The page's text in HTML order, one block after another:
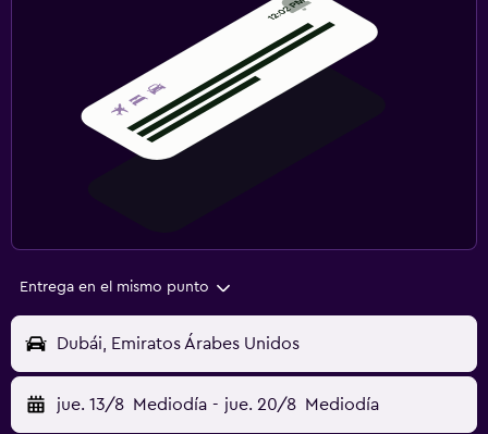
Entrega en el mismo punto
Dubái, Emiratos Árabes Unidos
jue. 13/8 Mediodía - jue. 20/8 Mediodía